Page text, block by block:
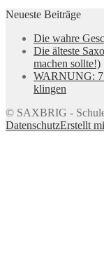
Neueste Beiträge
Die wahre
Die älteste
machen sollte!)
WARNUNG: 7
klingen
© SAXBRIG -
DatenschutzErstellt